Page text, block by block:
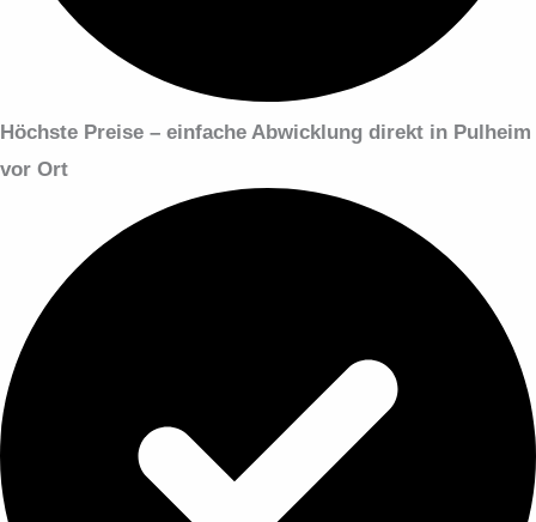
Höchste Preise – einfache Abwicklung direkt in Pulheim
vor Ort